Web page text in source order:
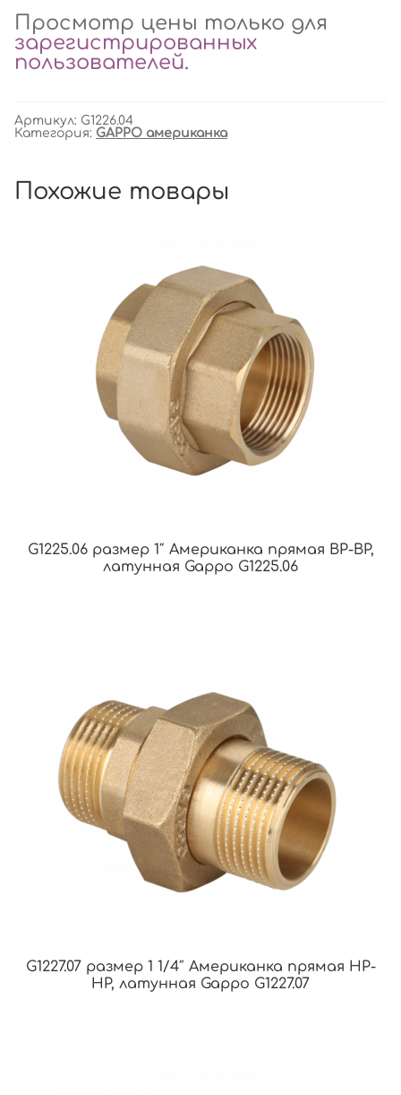
Просмотр цены только для
зарегистрированных
пользователей.
Артикул: G1226.04
Категория: GAPPO американка
Похожие товары
G1225.06 размер 1″ Американка прямая ВР-ВР,
латунная Gappo G1225.06
G1227.07 размер 1 1/4″ Американка прямая НР-
НР, латунная Gappo G1227.07